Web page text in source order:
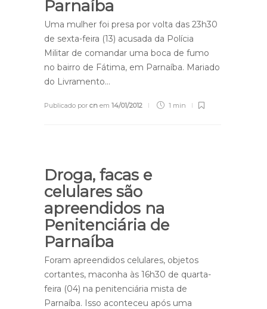
Parnaíba
Uma mulher foi presa por volta das 23h30
de sexta-feira (13) acusada da Polícia
Militar de comandar uma boca de fumo
no bairro de Fátima, em Parnaíba. Mariado
do Livramento…
Publicado por cn em 14/01/2012 1 min
Droga, facas e
celulares são
apreendidos na
Penitenciária de
Parnaíba
Foram apreendidos celulares, objetos
cortantes, maconha às 16h30 de quarta-
feira (04) na penitenciária mista de
Parnaíba. Isso aconteceu após uma